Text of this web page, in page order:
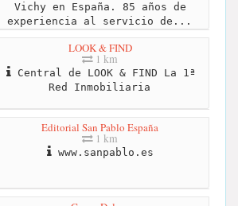
Vichy en España. 85 años de
experiencia al servicio de...
LOOK & FIND
1 km
Central de LOOK & FIND La 1ª
Red Inmobiliaria
Editorial San Pablo España
1 km
www.sanpablo.es